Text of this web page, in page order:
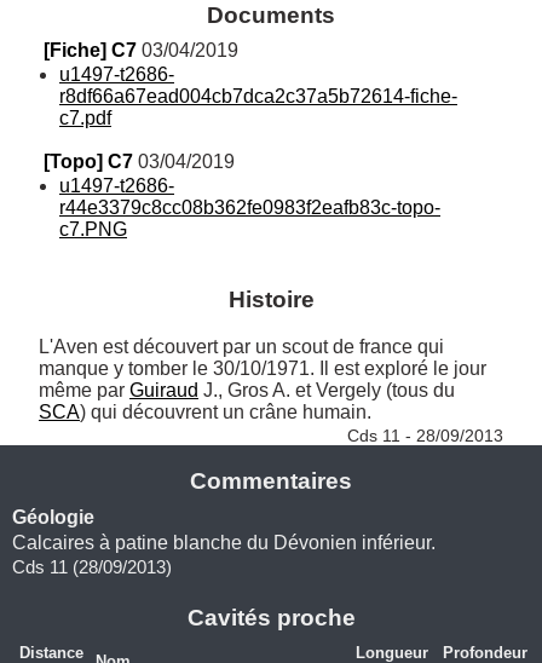
Documents
[Fiche] C7 03/04/2019
u1497-t2686-
r8df66a67ead004cb7dca2c37a5b72614-fiche-
c7.pdf
[Topo] C7 03/04/2019
u1497-t2686-
r44e3379c8cc08b362fe0983f2eafb83c-topo-
c7.PNG
Histoire
L'Aven est découvert par un scout de france qui
manque y tomber le 30/10/1971. Il est exploré le jour
même par Guiraud
SCA) qui découvrent un crâne humain.
Cds 11 - 28/09/2013
Commentaires
Géologie
Calcaires à patine blanche du Dévonien inférieur.
Cds 11 (28/09/2013)
Cavités proche
Distance
Longueur
Profondeur